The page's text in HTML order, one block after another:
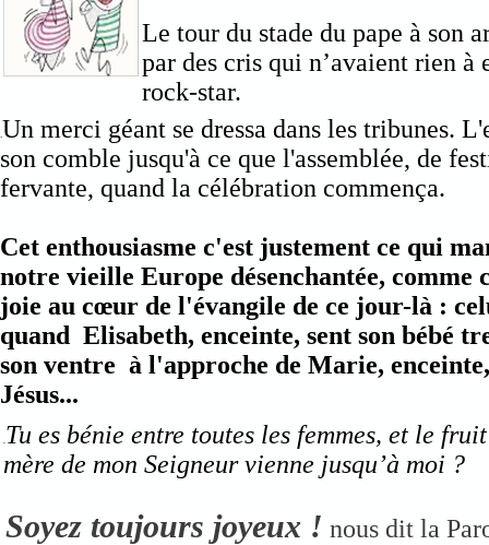
Tu es bénie entre toutes les femmes, et le
mère de mon Seigneur vienne jusqu’à moi ?
.Un merci géant se dressa dans les tribunes.
son comble jusqu'à ce que l'assemblée, de
fervante, quand la célébration commença.
Cet enthousiasme c'est justement ce qui
notre vieille Europe désenchantée, comme
joie au cœur de l'évangile de ce jour-là :
quand Elisabeth, enceinte, sent son bébé
son ventre à l'approche de Marie,
Jésus...
Soyez toujours joyeux ! nous dit la
Le tour du stade du pape à son
par des cris qui n’avaient rien à
rock-star.